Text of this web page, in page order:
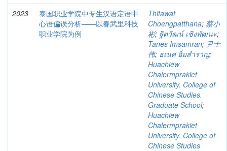
2023
泰国职业学院中专生汉语定语中
心语偏误分析——以春武里科技
职业学院为例
Thitawat
Choengpatthana; 蔡小
彬; ฐิตวัฒน์ เชิงพัฒนะ;
Tanes Imsamran; 尹士
伟; ธเนศ อิ่มสำราญ;
Huachiew
Chalermprakiet
University. College of
Chinese Studies.
Graduate School;
Huachiew
Chalermprakiet
University. College of
Chinese Studies